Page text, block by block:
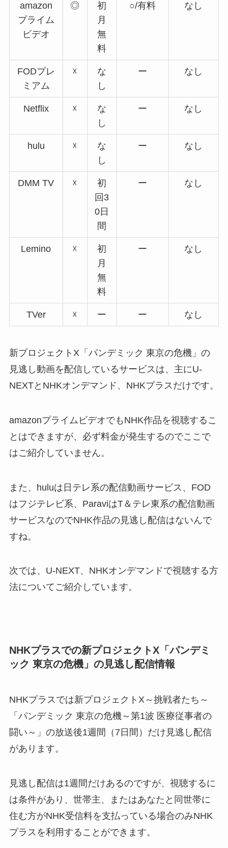
amazon
プライム
ビデオ
◎
初
月
無
料
○/有料 なし
FODプレ
ミアム
☓
な
し
ー なし
Netflix ☓
な
し
ー なし
hulu ☓
な
し
ー なし
DMM TV ☓
初
回3
0日
間
ー なし
Lemino ☓
初
月
無
料
ー なし
TVer ☓ ー ー なし
新プロジェクトX「パンデミック 東京の危機」の
見逃し動画を配信しているサービスは、主にU-
NEXTとNHKオンデマンド、NHKプラスだけです。
amazonプライムビデオでもNHK作品を視聴するこ
とはできますが、必ず料金が発生するのでここで
はご紹介していません。
また、huluは日テレ系の配信動画サービス、FOD
はフジテレビ系、ParaviはT＆テレ東系の配信動画
サービスなのでNHK作品の見逃し配信はないんで
すね。
次では、U-NEXT、NHKオンデマンドで視聴する方
法についてご紹介しています。
NHKプラスでの新プロジェクトX「パンデミ
ック 東京の危機」の見逃し配信情報
NHKプラスでは新プロジェクトX～挑戦者たち～
「パンデミック 東京の危機～第1波 医療従事者の
闘い～」の放送後1週間（7日間）だけ見逃し配信
があります。
見逃し配信は1週間だけあるのですが、視聴するに
は条件があり、世帯主、またはあなたと同世帯に
住む方がNHK受信料を支払っている場合のみNHK
プラスを利用することができます。